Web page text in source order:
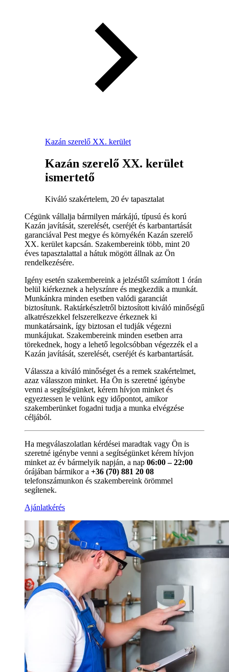
Kazán szerelő XX. kerület
Kazán szerelő XX. kerület
ismertető
Kiváló szakértelem, 20 év tapasztalat
Cégünk vállalja bármilyen márkájú, típusú és korú
Kazán javítását, szerelését, cseréjét és karbantartását
garanciával Pest megye és környékén Kazán szerelő
XX. kerület kapcsán. Szakembereink több, mint 20
éves tapasztalattal a hátuk mögött állnak az Ön
rendelkezésére.
Igény esetén szakembereink a jelzéstől számított 1 órán
belül kiérkeznek a helyszínre és megkezdik a munkát.
Munkánkra minden esetben valódi garanciát
biztosítunk. Raktárkészletről biztosított kiváló minőségű
alkatrészekkel felszerelkezve érkeznek ki
munkatársaink, így biztosan el tudják végezni
munkájukat. Szakembereink minden esetben arra
törekednek, hogy a lehető legolcsóbban végezzék el a
Kazán javítását, szerelését, cseréjét és karbantartását.
Válassza a kiváló minőséget és a remek szakértelmet,
azaz válasszon minket. Ha Ön is szeretné igénybe
venni a segítségünket, kérem hívjon minket és
egyeztessen le velünk egy időpontot, amikor
szakemberünket fogadni tudja a munka elvégzése
céljából.
Ha megválaszolatlan kérdései maradtak vagy Ön is
szeretné igénybe venni a segítségünket kérem hívjon
minket az év bármelyik napján, a nap 06:00 – 22:00
órájában bármikor a +36 (70) 881 20 08
telefonszámunkon és szakembereink örömmel
segítenek.
Ajánlatkérés